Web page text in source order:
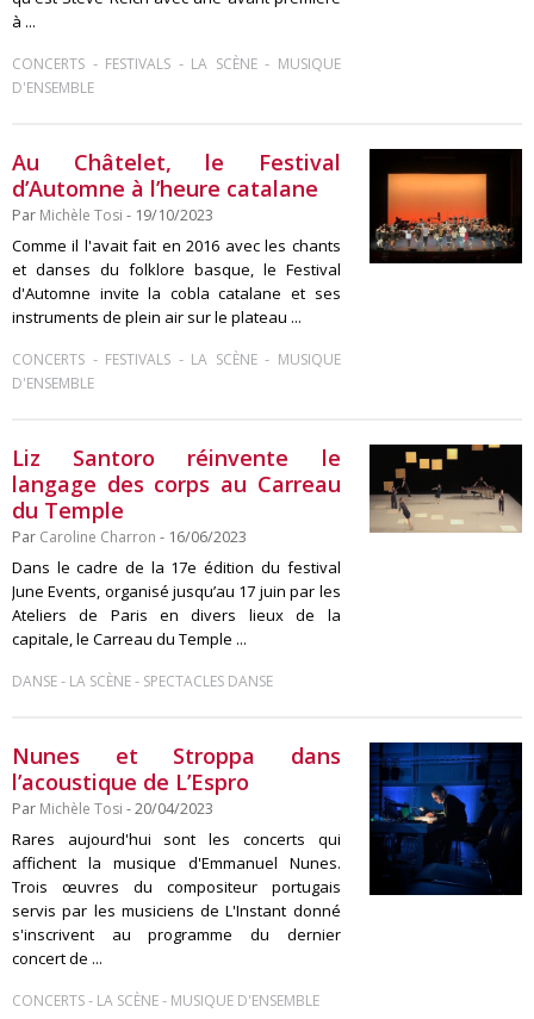
à ...
CONCERTS - FESTIVALS - LA SCÈNE- MUSIQUE
D'ENSEMBLE
Au Châtelet, le Festival
d’Automne à l’heure catalane
Par Michèle Tosi - 19/10/2023
Comme il l'avait fait en 2016 avec les chants
et danses du folklore basque, le Festival
d'Automne invite la cobla catalane et ses
instruments de plein air sur le plateau ...
CONCERTS - FESTIVALS - LA SCÈNE- MUSIQUE
D'ENSEMBLE
Liz Santoro réinvente le
langage des corps au Carreau
du Temple
Par Caroline Charron - 16/06/2023
Dans le cadre de la 17e édition du festival
June Events, organisé jusqu’au 17 juin par les
Ateliers de Paris en divers lieux de la
capitale, le Carreau du Temple ...
DANSE- LA SCÈNE- SPECTACLES DANSE
Nunes et Stroppa dans
l’acoustique de L’Espro
Par Michèle Tosi - 20/04/2023
Rares aujourd'hui sont les concerts qui
affichent la musique d'Emmanuel Nunes.
Trois œuvres du compositeur portugais
servis par les musiciens de L'Instant donné
s'inscrivent au programme du dernier
concert de ...
CONCERTS- LA SCÈNE- MUSIQUE D'ENSEMBLE